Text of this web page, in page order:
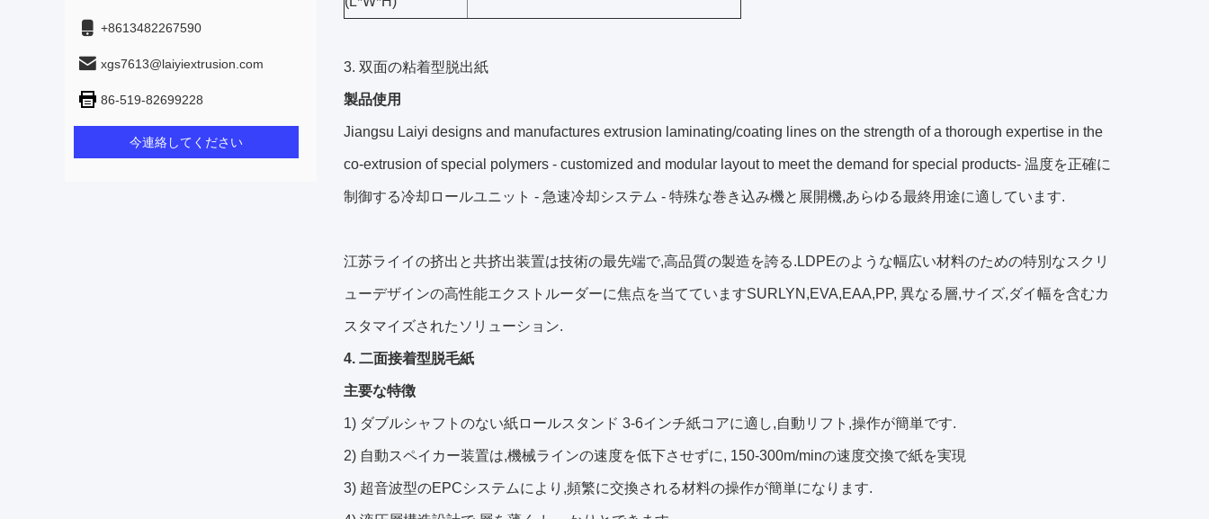
+8613482267590
xgs7613@laiyiextrusion.com
86-519-82699228
今連絡してください
3. 双面の粘着型脱出紙
製品使用
Jiangsu Laiyi designs and manufactures extrusion laminating/coating lines on the strength of a thorough expertise in the
co-extrusion of special polymers - customized and modular layout to meet the demand for special products- 温度を正確に
制御する冷却ロールユニット - 急速冷却システム - 特殊な巻き込み機と展開機,あらゆる最終用途に適しています.
江苏ライイの挤出と共挤出装置は技術の最先端で,高品質の製造を誇る.LDPEのような幅広い材料のための特別なスクリ
ューデザインの高性能エクストルーダーに焦点を当てていますSURLYN,EVA,EAA,PP, 異なる層,サイズ,ダイ幅を含むカ
スタマイズされたソリューション.
4. 二面接着型脱毛紙
主要な特徴
1) ダブルシャフトのない紙ロールスタンド 3-6インチ紙コアに適し,自動リフト,操作が簡単です.
2) 自動スペイカー装置は,機械ラインの速度を低下させずに, 150-300m/minの速度交換で紙を実現
3) 超音波型のEPCシステムにより,頻繁に交換される材料の操作が簡単になります.